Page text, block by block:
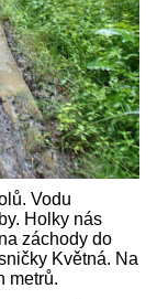
Vodu
Holky nás
záchody do
Květná. Na
metrů.